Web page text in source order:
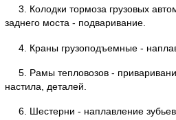
3. Колодки тормоза грузовых
заднего моста - подваривание.
4. Краны грузоподъемные -
5. Рамы тепловозов -
настила, деталей.
6. Шестерни - наплавление